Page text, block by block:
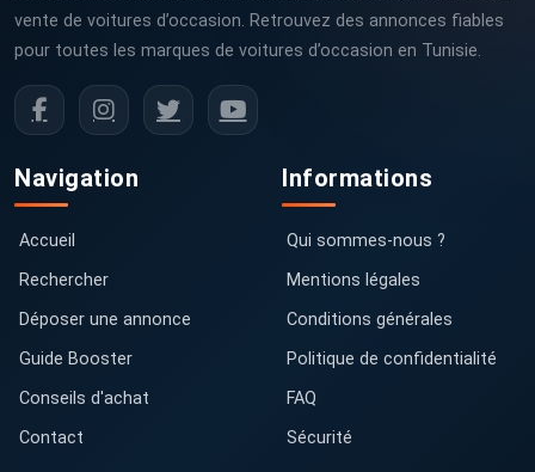
vente de voitures d’occasion. Retrouvez des annonces fiables
pour toutes les marques de voitures d’occasion en Tunisie.
Navigation
Accueil
Rechercher
Déposer une annonce
Guide Booster
Conseils d'achat
Contact
Informations
Qui sommes-nous ?
Mentions légales
Conditions générales
Politique de confidentialité
FAQ
Sécurité